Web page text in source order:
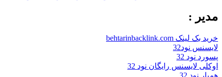
مدیر :
خرید بک لینک behtarinbacklink.com
لایسنس نود32
پسورد نود 32
اوکلی لایسنس رایگان نود 32
همیار نود 32